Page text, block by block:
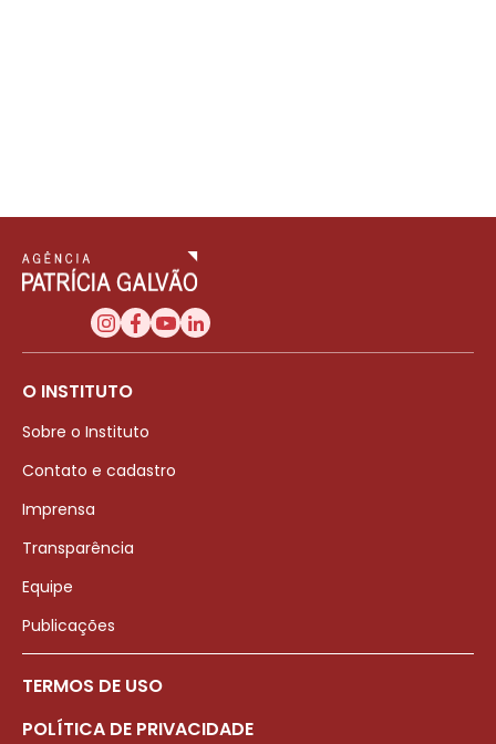
O INSTITUTO
Sobre o Instituto
Contato e cadastro
Imprensa
Transparência
Equipe
Publicações
TERMOS DE USO
POLÍTICA DE PRIVACIDADE